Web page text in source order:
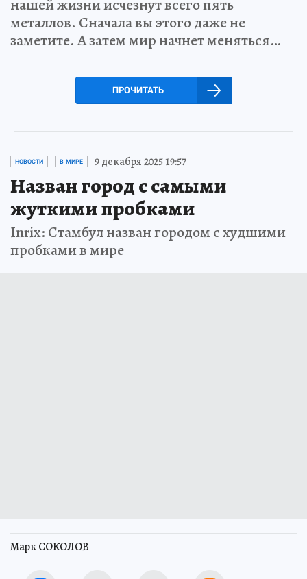
нашей жизни исчезнут всего пять
металлов. Сначала вы этого даже не
заметите. А затем мир начнет меняться…
ПРОЧИТАТЬ
НОВОСТИ В МИРЕ 9 декабря 2025 19:57
Назван город с самыми
жуткими пробками
Inrix: Стамбул назван городом с худшими
пробками в мире
Марк СОКОЛОВ